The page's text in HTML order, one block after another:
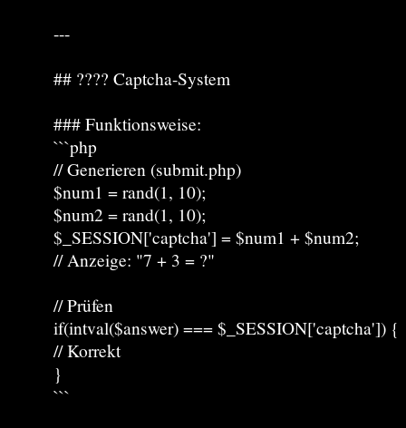
---
## ???? Captcha-System
### Funktionsweise:
```php
// Generieren (submit.php)
$num1 = rand(1, 10);
$num2 = rand(1, 10);
$_SESSION['captcha'] = $num1 + $num2;
// Anzeige: "7 + 3 = ?"
// Prüfen
if(intval($answer) === $_SESSION['captcha']) {
// Korrekt
}
```